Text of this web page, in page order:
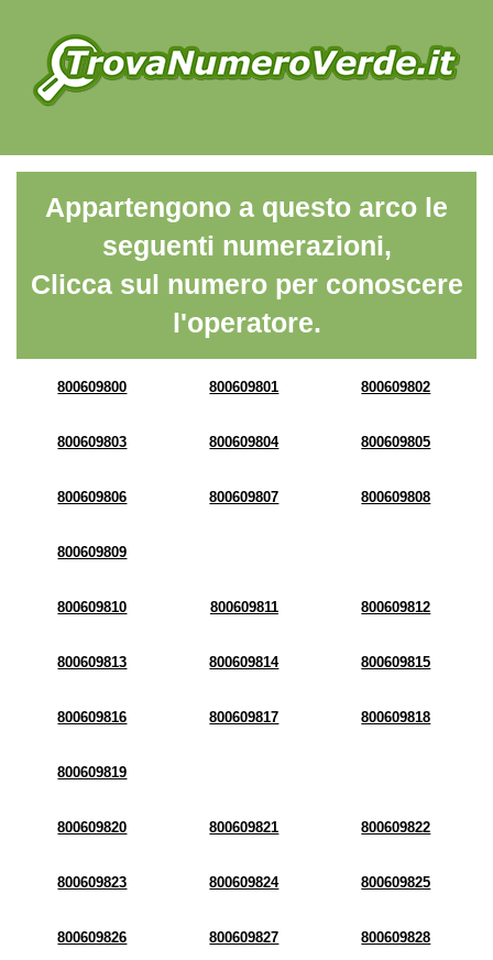
Appartengono a questo arco le
seguenti numerazioni,
Clicca sul numero per conoscere
l'operatore.
800609800 800609801 800609802
800609803 800609804 800609805
800609806 800609807 800609808
800609809
800609810 800609811 800609812
800609813 800609814 800609815
800609816 800609817 800609818
800609819
800609820 800609821 800609822
800609823 800609824 800609825
800609826 800609827 800609828